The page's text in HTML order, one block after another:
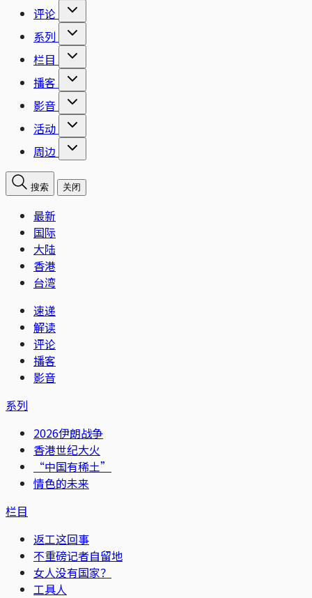
评论
系列
栏目
播客
影音
活动
周边
搜索 关闭
最新
国际
大陆
香港
台湾
速递
解读
评论
播客
影音
系列
2026伊朗战争
香港世纪大火
“中国有稀土”
情色的未来
栏目
返工这回事
不重磅记者自留地
女人没有国家？
工具人